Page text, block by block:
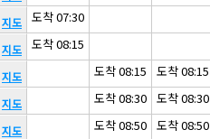
지도 도착 07:30
지도 도착 08:15
지도 도착 08:15 도착 08:15
지도 도착 08:30 도착 08:30
지도 도착 08:50 도착 08:50